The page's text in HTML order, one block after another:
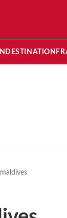
DESTINATION
maldives